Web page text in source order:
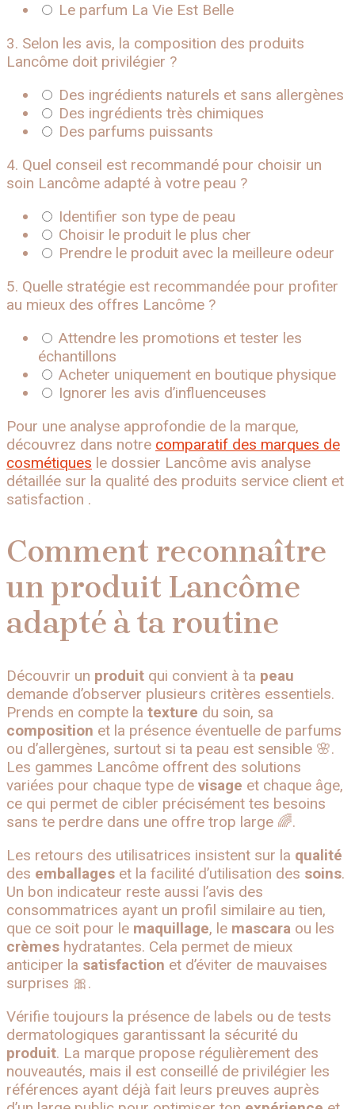
Le parfum La Vie Est Belle
3. Selon les avis, la composition des produits
Lancôme doit privilégier ?
Des ingrédients naturels et sans allergènes
Des ingrédients très chimiques
Des parfums puissants
4. Quel conseil est recommandé pour choisir un
soin Lancôme adapté à votre peau ?
Identifier son type de peau
Choisir le produit le plus cher
Prendre le produit avec la meilleure odeur
5. Quelle stratégie est recommandée pour profiter
au mieux des offres Lancôme ?
Attendre les promotions et tester les
échantillons
Acheter uniquement en boutique physique
Ignorer les avis d’influenceuses
Pour une analyse approfondie de la marque,
découvrez dans notre comparatif des marques de
cosmétiques le dossier Lancôme avis analyse
détaillée sur la qualité des produits service client et
satisfaction .
Comment reconnaître
un produit Lancôme
adapté à ta routine
Découvrir un produit qui convient à ta peau
demande d’observer plusieurs critères essentiels.
Prends en compte la texture du soin, sa
composition et la présence éventuelle de parfums
ou d’allergènes, surtout si ta peau est sensible 🌸.
Les gammes Lancôme offrent des solutions
variées pour chaque type de visage et chaque âge,
ce qui permet de cibler précisément tes besoins
sans te perdre dans une offre trop large 🌈.
Les retours des utilisatrices insistent sur la qualité
des emballages et la facilité d’utilisation des soins.
Un bon indicateur reste aussi l’avis des
consommatrices ayant un profil similaire au tien,
que ce soit pour le maquillage, le mascara ou les
crèmes hydratantes. Cela permet de mieux
anticiper la satisfaction et d’éviter de mauvaises
surprises 🎀.
Vérifie toujours la présence de labels ou de tests
dermatologiques garantissant la sécurité du
produit. La marque propose régulièrement des
nouveautés, mais il est conseillé de privilégier les
références ayant déjà fait leurs preuves auprès